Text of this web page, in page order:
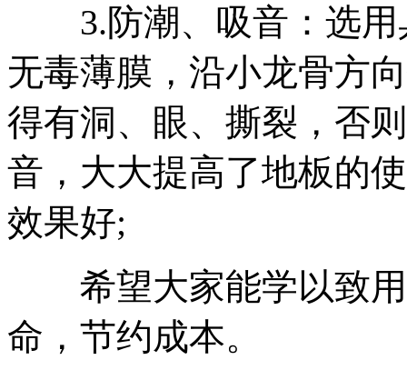
3.防潮、吸音：选用
无毒薄膜，沿小龙骨方
得有洞、眼、撕裂，否
音，大大提高了地板的
效果好;
希望大家能学以致用
命，节约成本。